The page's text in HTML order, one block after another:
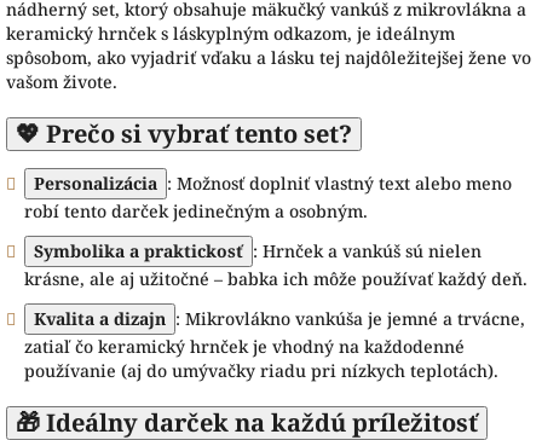
nádherný set, ktorý obsahuje mäkučký vankúš z mikrovlákna a
keramický hrnček s láskyplným odkazom, je ideálnym
spôsobom, ako vyjadriť vďaku a lásku tej najdôležitejšej žene vo
vašom živote.
💖 Prečo si vybrať tento set?
Personalizácia : Možnosť doplniť vlastný text alebo meno
robí tento darček jedinečným a osobným.
Symbolika a praktickosť : Hrnček a vankúš sú nielen
krásne, ale aj užitočné – babka ich môže používať každý deň.
Kvalita a dizajn : Mikrovlákno vankúša je jemné a trvácne,
zatiaľ čo keramický hrnček je vhodný na každodenné
používanie (aj do umývačky riadu pri nízkych teplotách).
🎁 Ideálny darček na každú príležitosť